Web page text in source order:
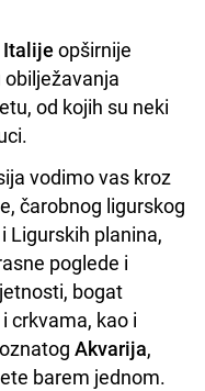
Italije opširnije
od kojih su neki
vodimo vas kroz
čarobnog ligurskog
Ligurskih planina,
poglede i
bogat
crkvama, kao i
Akvarija,
barem jednom.